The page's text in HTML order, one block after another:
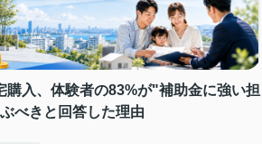
購入、体験者の83%が"補助金に強い担
べきと回答した理由